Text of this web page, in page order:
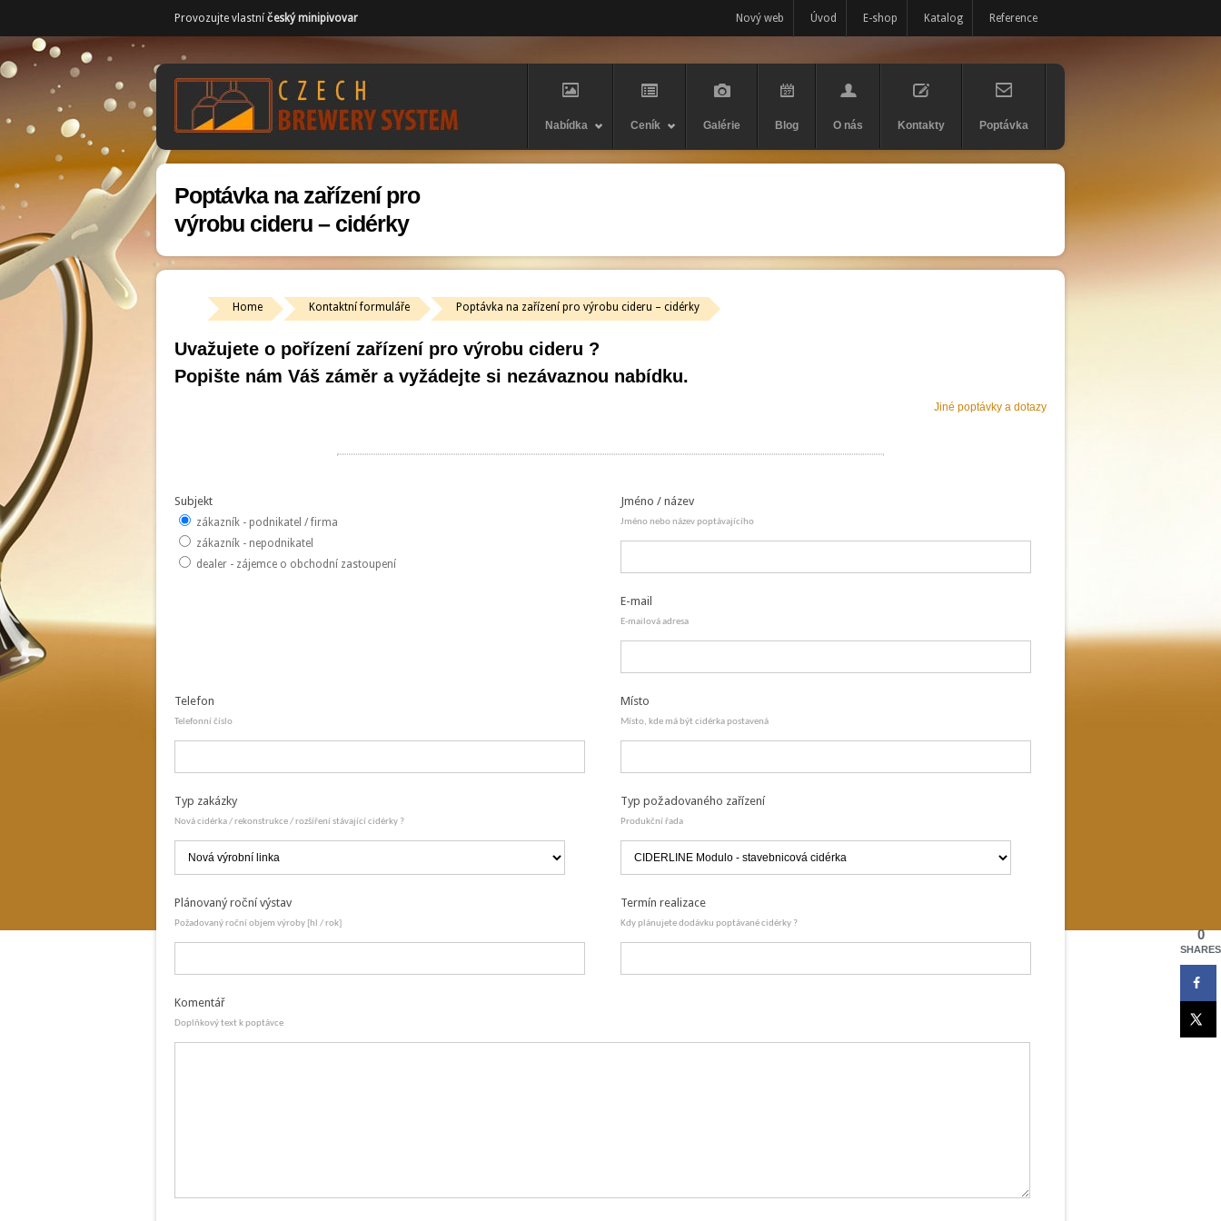
Provozujte vlastní český minipivovar Nový web Úvod E-shop Katalog Reference
Nabídka Ceník Galérie Blog O nás Kontakty Poptávka
Poptávka na zařízení pro
výrobu cideru – cidérky
Home Kontaktní formuláře Poptávka na zařízení pro výrobu cideru – cidérky
Uvažujete o pořízení zařízení pro výrobu cideru ?
Popište nám Váš záměr a vyžádejte si nezávaznou nabídku.
Jiné poptávky a dotazy
Subjekt
zákazník - podnikatel / firma
zákazník - nepodnikatel
dealer - zájemce o obchodní zastoupení
Jméno / název
Jméno nebo název poptávajícího
E-mail
E-mailová adresa
Telefon
Telefonní číslo
Místo
Místo, kde má být cidérka postavená
Typ zakázky
Nová cidérka / rekonstrukce / rozšíření stávající cidérky ?
Typ požadovaného zařízení
Produkční řada
Plánovaný roční výstav
Požadovaný roční objem výroby [hl / rok]
Termín realizace
Kdy plánujete dodávku poptávané cidérky ?
Komentář
Doplňkový text k poptávce
0
SHARES